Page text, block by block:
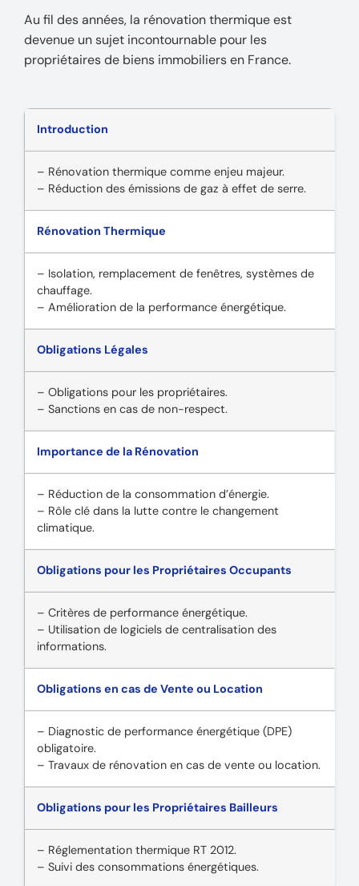
Au fil des années, la rénovation thermique est
devenue un sujet incontournable pour les
propriétaires de biens immobiliers en France.
Introduction
– Rénovation thermique comme enjeu majeur.
– Réduction des émissions de gaz à effet de serre.
Rénovation Thermique
– Isolation, remplacement de fenêtres, systèmes de
chauffage.
– Amélioration de la performance énergétique.
Obligations Légales
– Obligations pour les propriétaires.
– Sanctions en cas de non-respect.
Importance de la Rénovation
– Réduction de la consommation d’énergie.
– Rôle clé dans la lutte contre le changement
climatique.
Obligations pour les Propriétaires Occupants
– Critères de performance énergétique.
– Utilisation de logiciels de centralisation des
informations.
Obligations en cas de Vente ou Location
– Diagnostic de performance énergétique (DPE)
obligatoire.
– Travaux de rénovation en cas de vente ou location.
Obligations pour les Propriétaires Bailleurs
– Réglementation thermique RT 2012.
– Suivi des consommations énergétiques.